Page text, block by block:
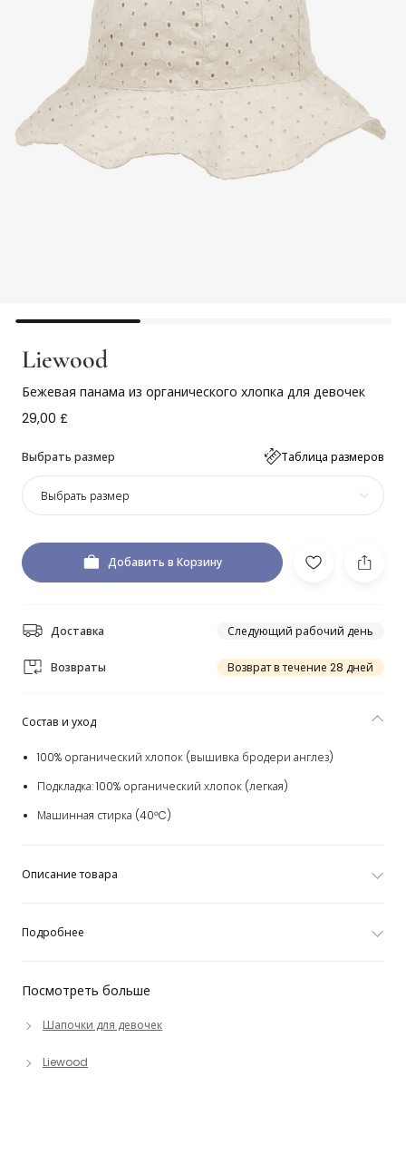
Liewood
Бежевая панама из органического хлопка для девочек
29,00 £
Выбрать размер Таблица размеров
Выбрать размер
Добавить в Корзину
Доставка Следующий рабочий день
Возвраты Возврат в течение 28 дней
Посмотреть больше
Шапочки для девочек
Liewood
Состав и уход
100% органический хлопок (вышивка бродери англез)
Подкладка: 100% органический хлопок (легкая)
Машинная стирка (40°C)
Описание товара
Подробнее